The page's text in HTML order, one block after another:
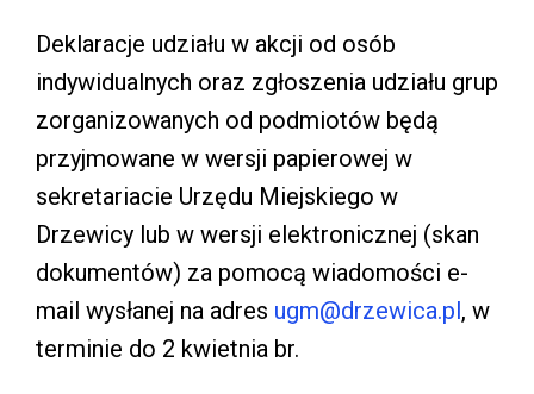
Deklaracje udziału w akcji od osób
indywidualnych oraz zgłoszenia udziału grup
zorganizowanych od podmiotów będą
przyjmowane w wersji papierowej w
sekretariacie Urzędu Miejskiego w
Drzewicy lub w wersji elektronicznej (skan
dokumentów) za pomocą wiadomości e-
mail wysłanej na adres ugm@drzewica.pl, w
terminie do 2 kwietnia br.